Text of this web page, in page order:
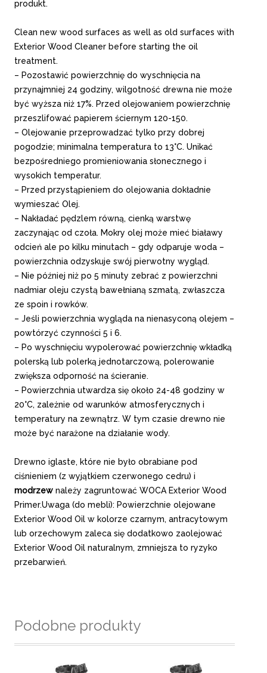
produkt.
Clean new wood surfaces as well as old surfaces with
Exterior Wood Cleaner before starting the oil
treatment.
– Pozostawić powierzchnię do wyschnięcia na
przynajmniej 24 godziny, wilgotność drewna nie może
być wyższa niż 17%. Przed olejowaniem powierzchnię
przeszlifować papierem ściernym 120-150.
– Olejowanie przeprowadzać tylko przy dobrej
pogodzie; minimalna temperatura to 13°C. Unikać
bezpośredniego promieniowania słonecznego i
wysokich temperatur.
– Przed przystąpieniem do olejowania dokładnie
wymieszać Olej.
– Nakładać pędzlem równą, cienką warstwę
zaczynając od czoła. Mokry olej może mieć białawy
odcień ale po kilku minutach – gdy odparuje woda –
powierzchnia odzyskuje swój pierwotny wygląd.
– Nie później niż po 5 minuty zebrać z powierzchni
nadmiar oleju czystą bawełnianą szmatą, zwłaszcza
ze spoin i rowków.
– Jeśli powierzchnia wygląda na nienasyconą olejem –
powtórzyć czynności 5 i 6.
– Po wyschnięciu wypolerować powierzchnię wkładką
polerską lub polerką jednotarczową, polerowanie
zwiększa odporność na ścieranie.
– Powierzchnia utwardza się około 24-48 godziny w
20°C, zależnie od warunków atmosferycznych i
temperatury na zewnątrz. W tym czasie drewno nie
może być narażone na działanie wody.
Drewno iglaste, które nie było obrabiane pod
ciśnieniem (z wyjątkiem czerwonego cedru) i
modrzew należy zagruntować WOCA Exterior Wood
Primer.Uwaga (do mebli): Powierzchnie olejowane
Exterior Wood Oil w kolorze czarnym, antracytowym
lub orzechowym zaleca się dodatkowo zaolejować
Exterior Wood Oil naturalnym, zmniejsza to ryzyko
przebarwień.
Podobne produkty